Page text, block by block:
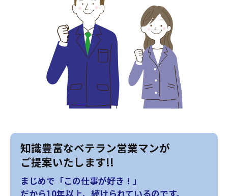
知識豊富なベテラン営業マンが
ご提案いたします!!
まじめで「この仕事が好き！」
だから10年以上、続けられているのです。